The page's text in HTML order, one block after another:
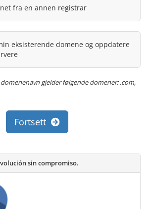
fra en annen registrar
eksisterende domene og oppdatere
gjelder følgende domener: .com,
Fortsett
sin compromiso.